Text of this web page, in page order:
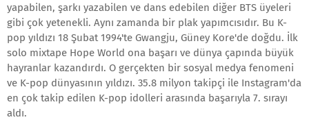
yapabilen, şarkı yazabilen ve dans edebilen diğer BTS üyeleri
gibi çok yetenekli. Aynı zamanda bir plak yapımcısıdır. Bu K-
pop yıldızı 18 Şubat 1994'te Gwangju, Güney Kore'de doğdu. İlk
solo mixtape Hope World ona başarı ve dünya çapında büyük
hayranlar kazandırdı. O gerçekten bir sosyal medya fenomeni
ve K-pop dünyasının yıldızı. 35.8 milyon takipçi ile Instagram'da
en çok takip edilen K-pop idolleri arasında başarıyla 7. sırayı
aldı.